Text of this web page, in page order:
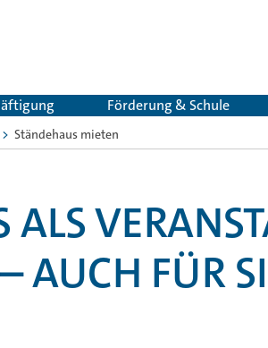
Förderung & Schule
Ständehaus mieten
ALS
AUCH FÜR